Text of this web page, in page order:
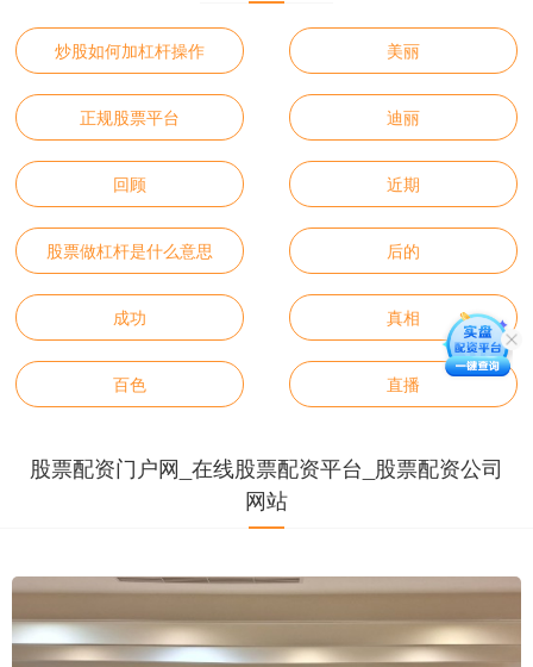
炒股如何加杠杆操作 美丽
正规股票平台 迪丽
回顾 近期
股票做杠杆是什么意思 后的
成功 真相
百色 直播
股票配资门户网_在线股票配资平台_股票配资公司
网站